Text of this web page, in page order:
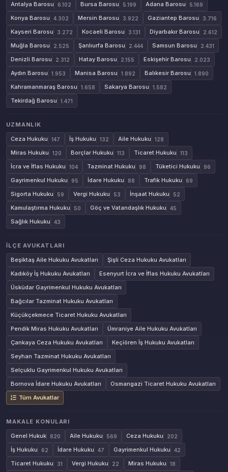
Antalya Barosu 6.102 Bursa Barosu 5.199 Adana Barosu 5.169
Konya Barosu 4.302 Mersin Barosu 3.922 Gaziantep Barosu 3.716
Kayseri Barosu 3.272 Kocaeli Barosu 3.131 Diyarbakır Barosu 2.612
Muğla Barosu 2.525 Şanlıurfa Barosu 2.444 Samsun Barosu 2.431
Denizli Barosu 2.312 Hatay Barosu 2.155 Eskişehir Barosu 2.023
Aydın Barosu 1.953 Manisa Barosu 1.892 Balıkesir Barosu 1.890
Kahramanmaraş Barosu 1.658 Sakarya Barosu 1.582
Tekirdağ Barosu 1.471
UZMANLIK
Ceza Hukuku
147 İş Hukuku 132 Aile Hukuku 128
Miras Hukuku 120 Borçlar Hukuku 113 Ticaret Hukuku 113
İcra ve İflas Hukuku 104 Tazminat Hukuku 98 Tüketici Hukuku 96
Gayrimenkul Hukuku 95 İdare Hukuku 88 Trafik Hukuku 69
Sigorta Hukuku 59 Vergi Hukuku 53 İnşaat Hukuku 52
Kamulaştırma Hukuku 50 Göç ve Vatandaşlık Hukuku 45
Sağlık Hukuku 43
İLÇE AVUKATLARI
Beşiktaş Aile Hukuku Avukatları
Şişli Ceza Hukuku Avukatları
Kadıköy İş Hukuku Avukatları
Esenyurt İcra ve İflas Hukuku Avukatları
Üsküdar Gayrimenkul Hukuku Avukatları
Bağcılar Tazminat Hukuku Avukatları
Küçükçekmece Ticaret Hukuku Avukatları
Pendik Miras Hukuku Avukatları
Ümraniye Aile Hukuku Avukatları
Çankaya Ceza Hukuku Avukatları
Keçiören İş Hukuku Avukatları
Seyhan Tazminat Hukuku Avukatları
Selçuklu Gayrimenkul Hukuku Avukatları
Bornova İdare Hukuku Avukatları
Osmangazi Ticaret Hukuku Avukatları
Tüm Avukatlar
MAKALE KONULARI
Genel Hukuk
820 Aile Hukuku 569 Ceza Hukuku 202
İş Hukuku 62 İdare Hukuku 47 Gayrimenkul Hukuku 42
Ticaret Hukuku 31 Vergi Hukuku 22 Miras Hukuku 18